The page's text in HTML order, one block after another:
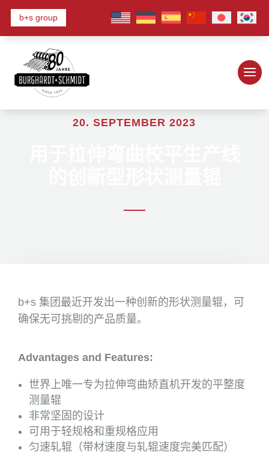
b+s group
20. SEPTEMBER 2023
b+s 集团最近开发出一种创新的形状测量辊，可
确保无可挑剔的产品质量。
Advantages and Features:
世界上唯一专为拉伸弯曲矫直机开发的平整度
测量辊
非常坚固的设计
可用于轻规格和重规格应用
匀速轧辊（带材速度与轧辊速度完美匹配）